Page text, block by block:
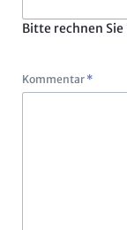
Bitte rechnen Sie
Pflichtfeld
Kommentar *